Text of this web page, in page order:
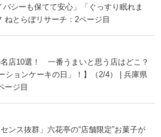
シーも保てて安心」「ぐっすり眠れま
ねとらぼリサーチ：2ページ目
店10選！ 一番うまいと思う店はどこ？
ションケーキの日」！】（2/4） | 兵庫県
ージ目
ンス抜群」六花亭の“店舗限定”お菓子が